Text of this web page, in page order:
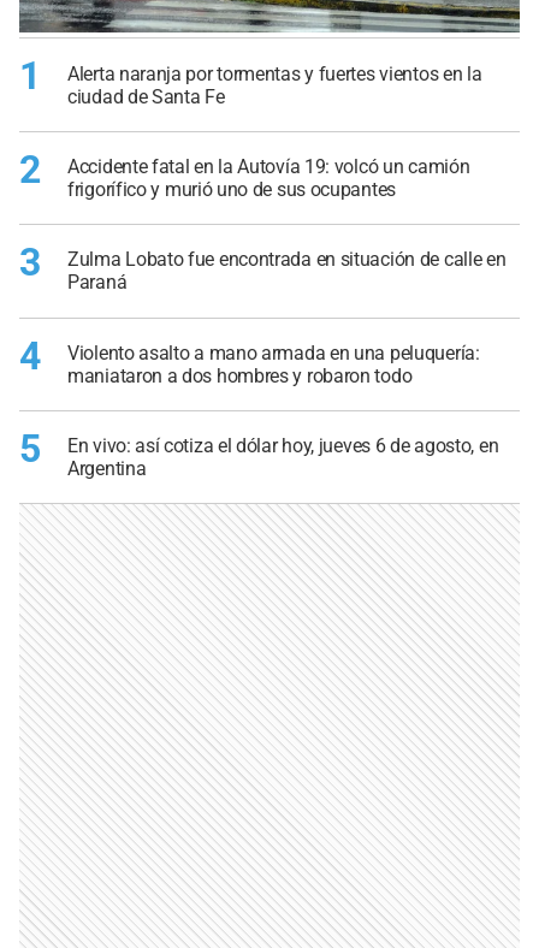
1
Alerta naranja por tormentas y fuertes vientos en la
ciudad de Santa Fe
2
Accidente fatal en la Autovía 19: volcó un camión
frigorífico y murió uno de sus ocupantes
3
Zulma Lobato fue encontrada en situación de calle en
Paraná
4
Violento asalto a mano armada en una peluquería:
maniataron a dos hombres y robaron todo
5
En vivo: así cotiza el dólar hoy, jueves 6 de agosto, en
Argentina